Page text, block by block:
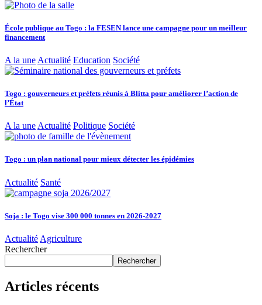
École publique au Togo : la FESEN lance une campagne pour un meilleur
financement
A la une Actualité Education Société
Togo : gouverneurs et préfets réunis à Blitta pour améliorer l’action de
l’État
A la une Actualité Politique Société
Togo : un plan national pour mieux détecter les épidémies
Actualité Santé
Soja : le Togo vise 300 000 tonnes en 2026-2027
Actualité Agriculture
Rechercher
Rechercher
Articles récents